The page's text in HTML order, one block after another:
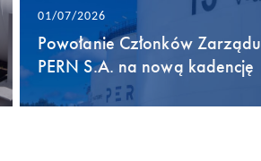
01/07/2026
Powołanie Członków Zarządu
PERN S.A. na nową kadencję